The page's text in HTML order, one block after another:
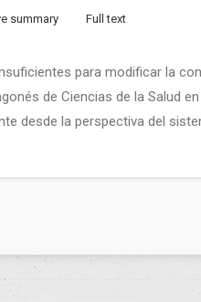
summary Full text
para modificar la
de Ciencias de la Salud
desde la perspectiva del